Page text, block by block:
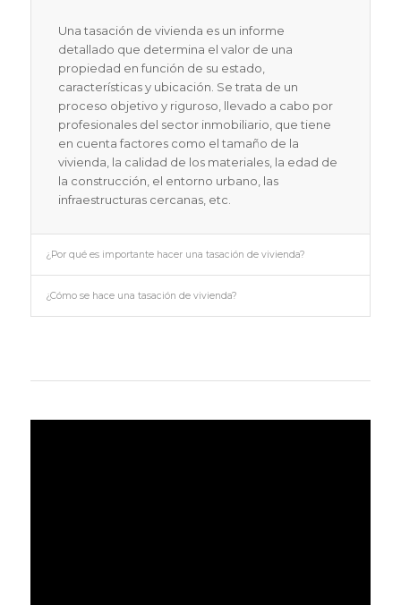
Una tasación de vivienda es un informe
detallado que determina el valor de una
propiedad en función de su estado,
características y ubicación. Se trata de un
proceso objetivo y riguroso, llevado a cabo por
profesionales del sector inmobiliario, que tiene
en cuenta factores como el tamaño de la
vivienda, la calidad de los materiales, la edad de
la construcción, el entorno urbano, las
infraestructuras cercanas, etc.
¿Por qué es importante hacer una tasación de vivienda?
¿Cómo se hace una tasación de vivienda?